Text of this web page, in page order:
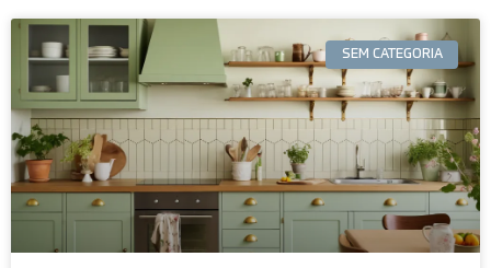
SEM CATEGORIA